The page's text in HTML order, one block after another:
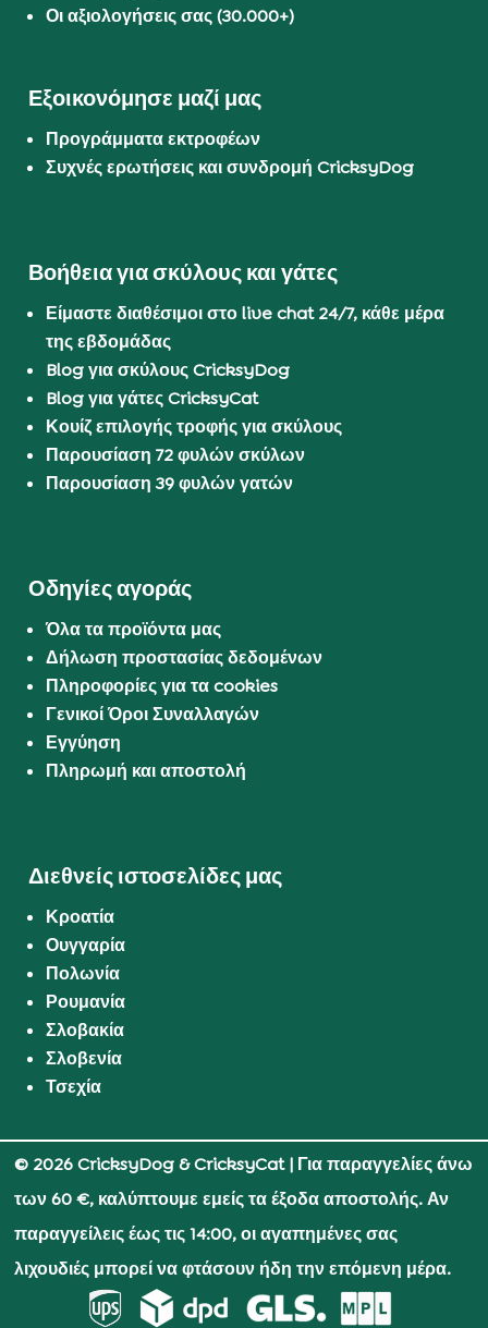
Οι αξιολογήσεις σας (30.000+)
Εξοικονόμησε μαζί μας
Προγράμματα εκτροφέων
Συχνές ερωτήσεις και συνδρομή CricksyDog
Βοήθεια για σκύλους και γάτες
Είμαστε διαθέσιμοι στο live chat 24/7, κάθε μέρα
της εβδομάδας
Blog για σκύλους CricksyDog
Blog για γάτες CricksyCat
Κουίζ επιλογής τροφής για σκύλους
Παρουσίαση 72 φυλών σκύλων
Παρουσίαση 39 φυλών γατών
Οδηγίες αγοράς
Όλα τα προϊόντα μας
Δήλωση προστασίας δεδομένων
Πληροφορίες για τα cookies
Γενικοί Όροι Συναλλαγών
Εγγύηση
Πληρωμή και αποστολή
Διεθνείς ιστοσελίδες μας
Κροατία
Ουγγαρία
Πολωνία
Ρουμανία
Σλοβακία
Σλοβενία
Τσεχία
© 2026 CricksyDog & CricksyCat| Για παραγγελίες άνω
των 60 €, καλύπτουμε εμείς τα έξοδα αποστολής. Αν
παραγγείλεις έως τις 14:00, οι αγαπημένες σας
λιχουδιές μπορεί να φτάσουν ήδη την επόμενη μέρα.